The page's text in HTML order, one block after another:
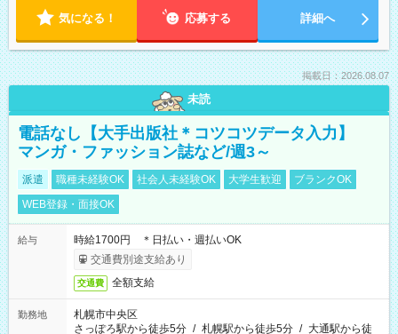
気になる！ 応募する 詳細へ
掲載日：2026.08.07
未読
電話なし【大手出版社＊コツコツデータ入力】
マンガ・ファッション誌など/週3～
派遣 職種未経験OK 社会人未経験OK 大学生歓迎
ブランクOK
WEB登録・面接OK
給与
時給1700円 ＊日払い・週払いOK
交通費別途支給あり
交通費 全額支給
勤務地
札幌市中央区
さっぽろ駅から徒歩5分 / 札幌駅から徒歩5分 / 大通駅から徒